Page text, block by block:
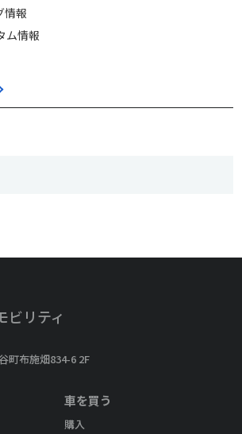
情報
ム情報
ビリティ
町布施畑834-6 2F
車を買う
購入